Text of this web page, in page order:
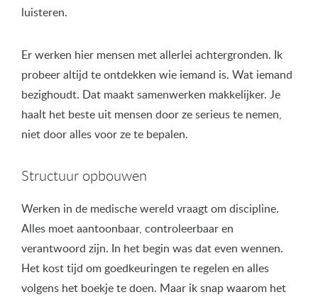
luisteren.
Er werken hier mensen met allerlei achtergronden. Ik
probeer altijd te ontdekken wie iemand is. Wat iemand
bezighoudt. Dat maakt samenwerken makkelijker. Je
haalt het beste uit mensen door ze serieus te nemen,
niet door alles voor ze te bepalen.
Structuur opbouwen
Werken in de medische wereld vraagt om discipline.
Alles moet aantoonbaar, controleerbaar en
verantwoord zijn. In het begin was dat even wennen.
Het kost tijd om goedkeuringen te regelen en alles
volgens het boekje te doen. Maar ik snap waarom het